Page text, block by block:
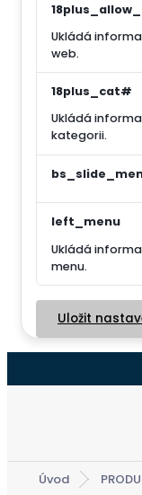
Ukládá
web.
18plus_cat#
Ukládá
kategorii.
left_menu
Ukládá
menu.
Uložit
Úvod